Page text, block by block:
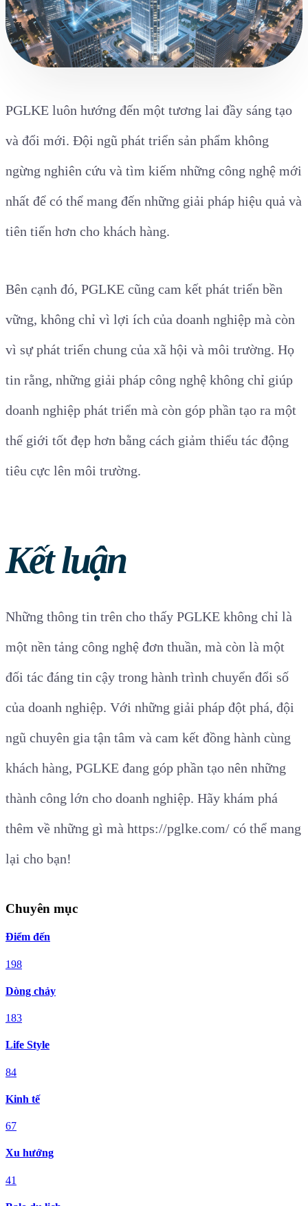
PGLKE luôn hướng đến một tương lai đầy sáng tạo
và đổi mới. Đội ngũ phát triển sản phẩm không
ngừng nghiên cứu và tìm kiếm những công nghệ mới
nhất để có thể mang đến những giải pháp hiệu quả và
tiên tiến hơn cho khách hàng.
Bên cạnh đó, PGLKE cũng cam kết phát triển bền
vững, không chỉ vì lợi ích của doanh nghiệp mà còn
vì sự phát triển chung của xã hội và môi trường. Họ
tin rằng, những giải pháp công nghệ không chỉ giúp
doanh nghiệp phát triển mà còn góp phần tạo ra một
thế giới tốt đẹp hơn bằng cách giảm thiểu tác động
tiêu cực lên môi trường.
Kết luận
Những thông tin trên cho thấy PGLKE không chỉ là
một nền tảng công nghệ đơn thuần, mà còn là một
đối tác đáng tin cậy trong hành trình chuyển đổi số
của doanh nghiệp. Với những giải pháp đột phá, đội
ngũ chuyên gia tận tâm và cam kết đồng hành cùng
khách hàng, PGLKE đang góp phần tạo nên những
thành công lớn cho doanh nghiệp. Hãy khám phá
thêm về những gì mà https://pglke.com/ có thể mang
lại cho bạn!
Chuyên mục
Điểm đến
198
Dòng chảy
183
Life Style
84
Kinh tế
67
Xu hướng
41